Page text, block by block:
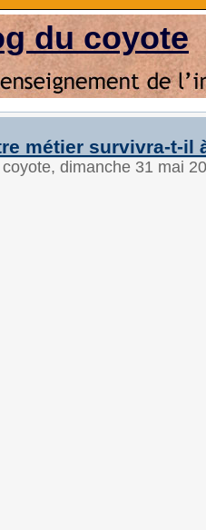
du coyote
métier survivra-t-il
coyote, dimanche 31 mai